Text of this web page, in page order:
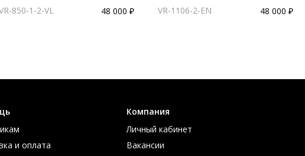
850-1-2-VL
48 000 ₽
VR-1106-2-EN
48 000 ₽
и оплата
Компания
Личный кабинет
Вакансии